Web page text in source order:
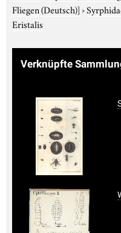
Fliegen (Deutsch)]›
Eristalis
Verknüpfte